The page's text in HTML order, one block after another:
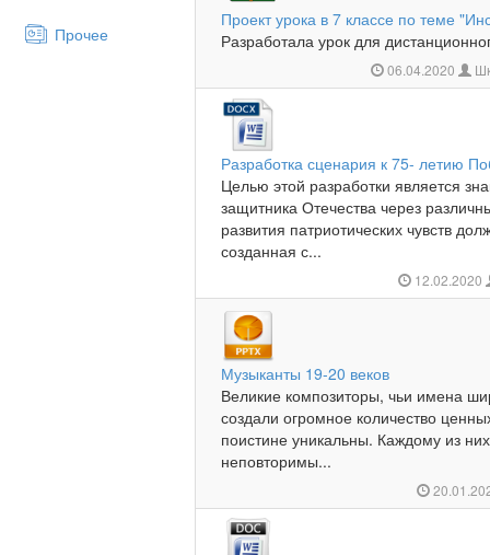
Прочее
Проект урока в 7 классе по теме
Разработала урок для
06.04.2020
Разработка сценария к 75- летию
Целью этой разработки является
защитника Отечества через
развития патриотических чувств
созданная с...
12.02.2020
Музыканты 19-20 веков
­Великие композиторы, чьи имена
создали огромное количество
поистине уникальны. Каждому из
неповторимы...